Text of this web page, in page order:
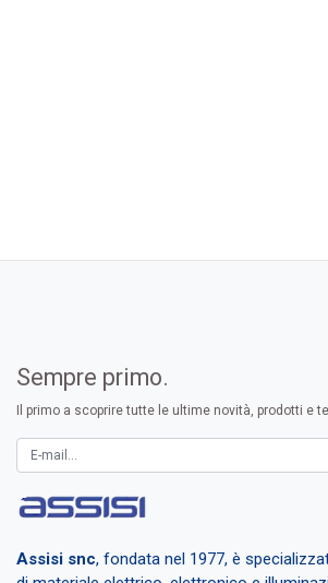
Sempre primo.
Il primo a scoprire tutte le ultime novità, prodotti e
Assisi snc, fondata nel 1977, è